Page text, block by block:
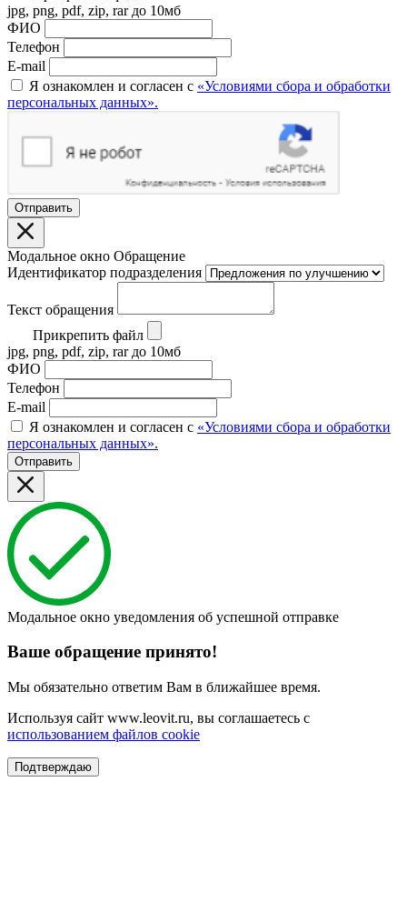
jpg, png, pdf, zip, rar до 10мб
ФИО
Телефон
E-mail
Я ознакомлен и согласен с «Условиями сбора и обработки
персональных данных».
Отправить
Модальное окно Обращение
Идентификатор подразделения
Текст обращения
Прикрепить файл
jpg, png, pdf, zip, rar до 10мб
ФИО
Телефон
E-mail
Я ознакомлен и согласен с «Условиями сбора и обработки
персональных данных».
Отправить
Модальное окно уведомления об успешной отправке
Ваше обращение принято!
Мы обязательно ответим Вам в ближайшее время.
Используя сайт www.leovit.ru, вы соглашаетесь с
использованием файлов cookie
Подтверждаю